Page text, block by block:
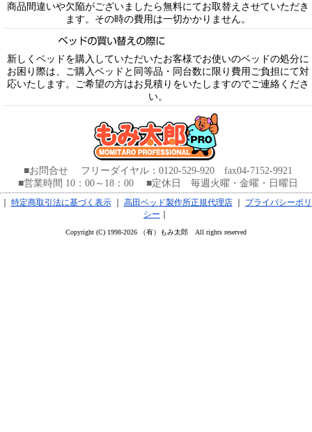
商品間違いや欠陥がございましたら無料にてお取替えさせていただき
ます。その時の費用は一切かかりません。
新しくベッドを購入していただいたお客様でお使いのベッドの処分に
お困り際は、ご購入ベッドと同等品・同台数に限り費用ご負担にて対
応いたします。ご希望の方はお見積りをいたしますのでご連絡くださ
い。
■お問合せ フリーダイヤル：0120-529-920 fax04-7152-9921
■営業時間 10：00～18：00 ■定休日 毎週火曜・金曜・日曜日
｜ 特定商取引法に基づく表示｜ 高田ベッド製作所正規代理店｜
プライバシーポリ
シー ｜
Copyright (C) 1998-2026 （有）もみ太郎 All rights reserved